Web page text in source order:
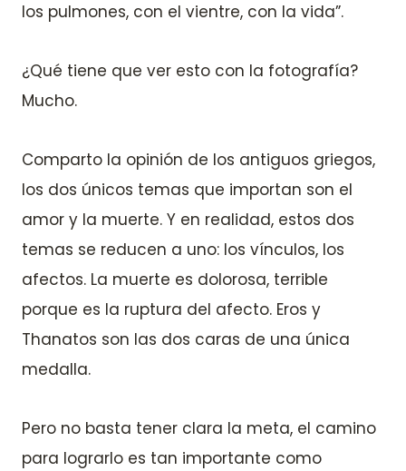
los pulmones, con el vientre, con la vida”.
¿Qué tiene que ver esto con la fotografía?
Mucho.
Comparto la opinión de los antiguos griegos,
los dos únicos temas que importan son el
amor y la muerte. Y en realidad, estos dos
temas se reducen a uno: los vínculos, los
afectos. La muerte es dolorosa, terrible
porque es la ruptura del afecto. Eros y
Thanatos son las dos caras de una única
medalla.
Pero no basta tener clara la meta, el camino
para lograrlo es tan importante como